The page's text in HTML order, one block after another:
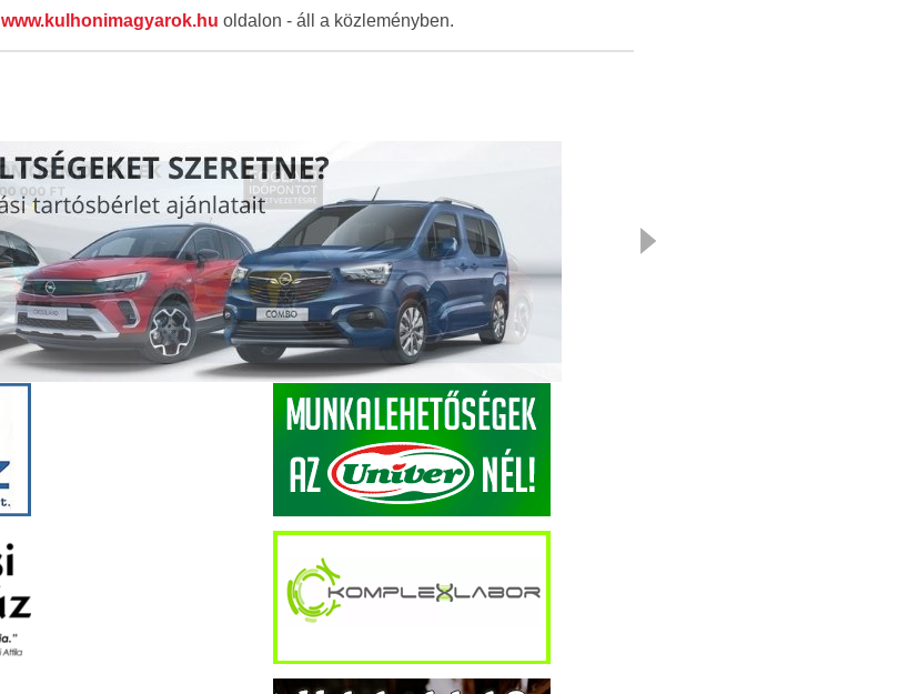
www.kulhonimagyarok.hu oldalon - áll a közleményben.